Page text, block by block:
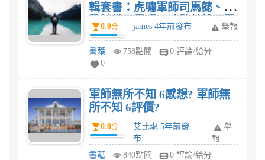
輯套書：虎嘯軍師司馬懿、智
勇兼備司馬昭、時勢英雄司馬
炎〈全套共三冊〉感想? 《正
說司馬家》卷一至卷三 全輯套
書：虎嘯軍師司馬懿、智勇兼
〈全套共三冊〉好看嗎?
0.0分 james 4年前發布 舉報
書籍 758點閱
0 評論/給分
0
軍師無所不知 6感想? 軍師無
所不知 6評價?
0.0分
艾比琳 5年前發
布
舉
報
書籍
840點閱
0 評論/給分